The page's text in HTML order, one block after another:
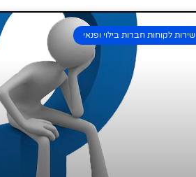
שירות לקוחות חברות בילוי ופנאי